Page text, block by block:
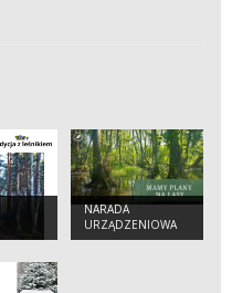
NARADA
URZĄDZENIOWA
DLA